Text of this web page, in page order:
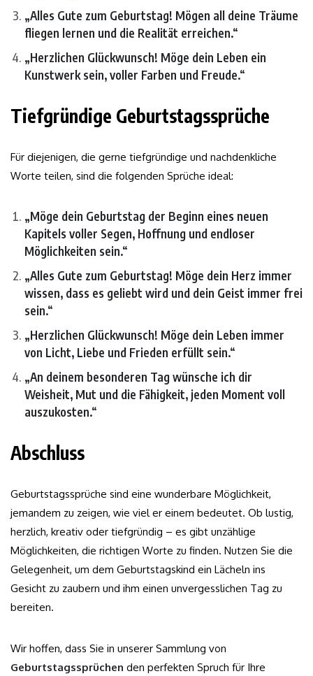
„Alles Gute zum Geburtstag! Mögen all deine Träume
fliegen lernen und die Realität erreichen.“
„Herzlichen Glückwunsch! Möge dein Leben ein
Kunstwerk sein, voller Farben und Freude.“
Tiefgründige Geburtstagssprüche
Für diejenigen, die gerne tiefgründige und nachdenkliche
Worte teilen, sind die folgenden Sprüche ideal:
„Möge dein Geburtstag der Beginn eines neuen
Kapitels voller Segen, Hoffnung und endloser
Möglichkeiten sein.“
„Alles Gute zum Geburtstag! Möge dein Herz immer
wissen, dass es geliebt wird und dein Geist immer frei
sein.“
„Herzlichen Glückwunsch! Möge dein Leben immer
von Licht, Liebe und Frieden erfüllt sein.“
„An deinem besonderen Tag wünsche ich dir
Weisheit, Mut und die Fähigkeit, jeden Moment voll
auszukosten.“
Abschluss
Geburtstagssprüche sind eine wunderbare Möglichkeit,
jemandem zu zeigen, wie viel er einem bedeutet. Ob lustig,
herzlich, kreativ oder tiefgründig – es gibt unzählige
Möglichkeiten, die richtigen Worte zu finden. Nutzen Sie die
Gelegenheit, um dem Geburtstagskind ein Lächeln ins
Gesicht zu zaubern und ihm einen unvergesslichen Tag zu
bereiten.
Wir hoffen, dass Sie in unserer Sammlung von
Geburtstagssprüchen den perfekten Spruch für Ihre